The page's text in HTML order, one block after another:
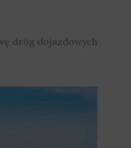
dróg dojazdowych